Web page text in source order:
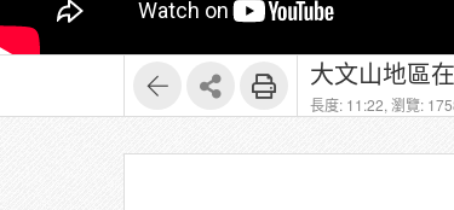
大文山地區
長度: 11:22, 瀏覽: